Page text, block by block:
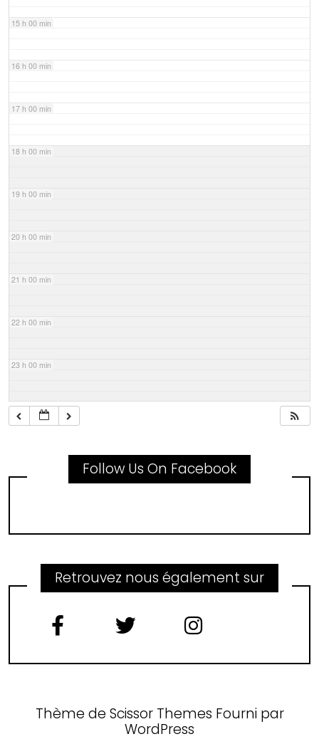
15 h 00 min
16 h 00 min
17 h 00 min
18 h 00 min
19 h 00 min
20 h 00 min
21 h 00 min
22 h 00 min
23 h 00 min
Follow Us On Facebook
Retrouvez nous également sur
Thème de Scissor Themes Fourni par
WordPress